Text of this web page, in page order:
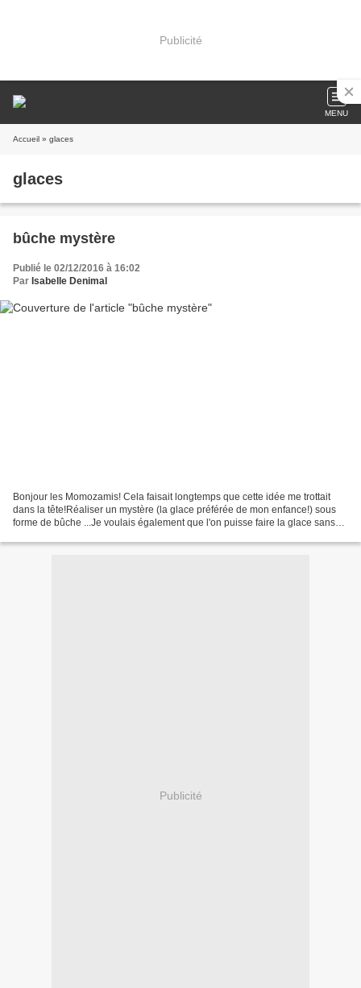
Publicité
MENU
Accueil » glaces
glaces
bûche mystère
Publié le 02/12/2016 à 16:02
Par Isabelle Denimal
Bonjour les Momozamis! Cela faisait longtemps que cette idée me trottait
dans la tête!Réaliser un mystère (la glace préférée de mon enfance!) sous
forme de bûche ...Je voulais également que l'on puisse faire la glace sans
Publicité